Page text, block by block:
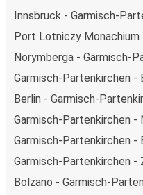
technologie napędu i
dwutlenku węgla przy
Średni koszt podróży
Partenkirchen - Zurych to
podróż autobusem jest
Podróż z: Garmisch-
Garmisch-Partenkirchen:
znasz go zbyt dobrze?
Innsbruck - Garmisch-
Port Lotniczy Monachium
Norymberga - Garmisch-
Garmisch-Partenkirchen -
Berlin - Garmisch-
Garmisch-Partenkirchen -
Garmisch-Partenkirchen -
Garmisch-Partenkirchen -
Bolzano - Garmisch-